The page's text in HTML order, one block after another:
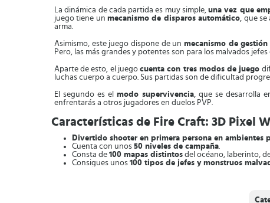
La dinámica de cada partida es muy simple,una vez que
juego tiene unmecanismo de disparos automático, que
arma.
Asimismo, este juego dispone de unmecanismo de
Pero, las más grandes y potentes son para los malvados
Aparte de esto, el juegocuenta con tres modos de juego
luchas cuerpo a cuerpo. Sus partidas son de dificultad
El segundo es el modo supervivencia, que se desarrolla
enfrentarás a otros jugadores en duelos PVP.
Características de Fire Craft: 3D Pixel
Divertido shooter en primera persona en ambientes
Cuenta con unos 50 niveles de campaña.
Consta de 100 mapas distintos del océano, laberinto,
Consigues unos 100 tipos de jefes y monstruos
Entonces, si te gustan las aventuras en medio de disparos,